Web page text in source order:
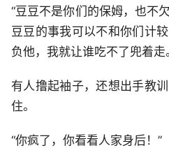
“豆豆不是你们的保姆，也不
豆豆的事我可以不和你们计
负他，我就让谁吃不了兜着走
有人撸起袖子，还想出手教
住。
“你疯了，你看看人家身后！”